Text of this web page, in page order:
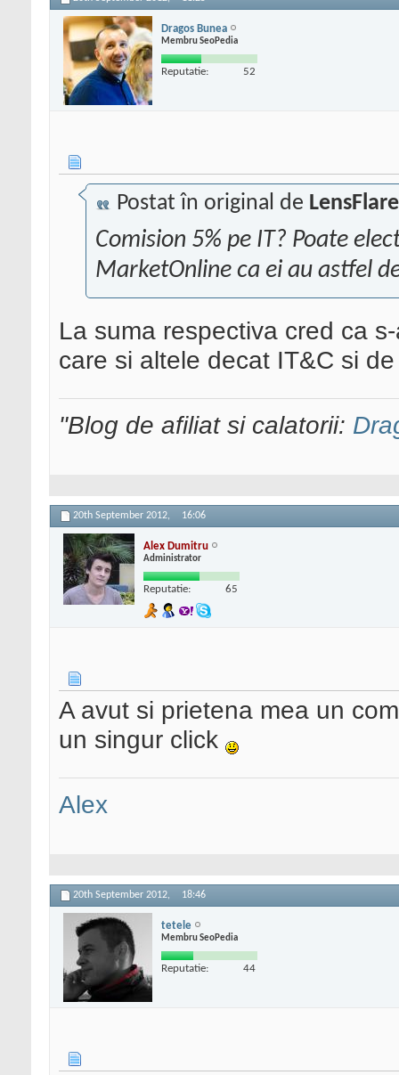
Dragos Bunea
Membru SeoPedia
Reputatie: 52
Postat în original de LensFlare
Comision 5% pe IT? Poate
MarketOnline ca ei au astfel
La suma respectiva cred ca
care si altele decat IT&C si
"Blog de afiliat si calatorii:
20th September 2012, 16:06
Alex Dumitru
Administrator
Reputatie: 65
A avut si prietena mea un
un singur click
Alex
20th September 2012, 18:46
tetele
Membru SeoPedia
Reputatie: 44